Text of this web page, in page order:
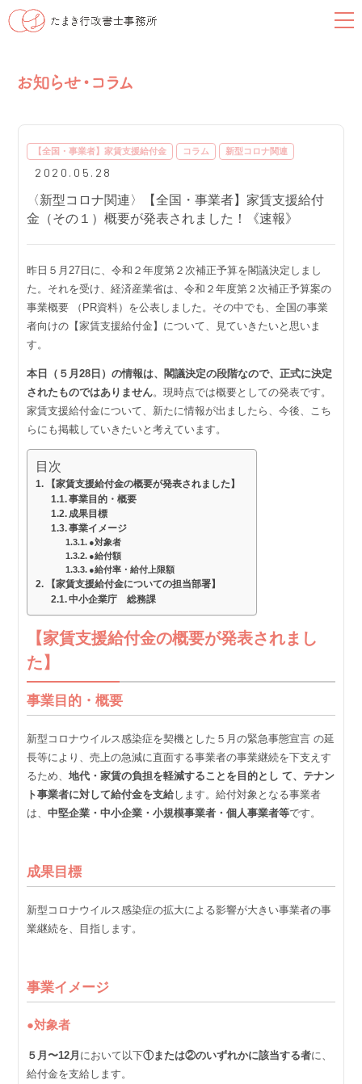
【全国・事業者】家賃支援給付金 コラム 新型コロナ関連
2020.05.28
〈新型コロナ関連〉【全国・事業者】家賃支援給付
金（その１）概要が発表されました！《速報》
昨日５月27日に、令和２年度第２次補正予算を閣議決定しまし
た。それを受け、経済産業省は、令和２年度第２次補正予算案の
事業概要 （PR資料）を公表しました。その中でも、全国の事業
者向けの【家賃支援給付金】について、見ていきたいと思いま
す。
本日（５月28日）の情報は、閣議決定の段階なので、正式に決定
されたものではありません。現時点では概要としての発表です。
家賃支援給付金について、新たに情報が出ましたら、今後、こち
らにも掲載していきたいと考えています。
目次
【家賃支援給付金の概要が発表されました】
事業⽬的・概要
成果⽬標
事業イメージ
●対象者
●給付額
●給付率・給付上限額
【家賃支援給付金についての担当部署】
中小企業庁 総務課
【家賃支援給付金の概要が発表されまし
た】
事業⽬的・概要
新型コロナウイルス感染症を契機とした５⽉の緊急事態宣⾔ の延
⻑等により、売上の急減に直⾯する事業者の事業継続を下⽀えす
るため、地代・家賃の負担を軽減することを⽬的とし て、テナン
ト事業者に対して給付⾦を⽀給します。給付対象となる事業者
は、中堅企業・中⼩企業・⼩規模事業者・個⼈事業者等です。
成果⽬標
新型コロナウイルス感染症の拡⼤による影響が⼤きい事業者の事
業継続を、⽬指します。
事業イメージ
●対象者
５⽉〜12⽉ において以下①または②のいずれかに該当する者に、
給付⾦を⽀給します。